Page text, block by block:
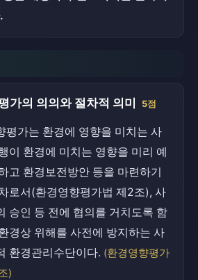
가의 의의와 절차적 의미 5점
평가는 환경에 영향을 미치는 사
이 환경에 미치는 영향을 미리 예
고 환경보전방안 등을 마련하기
로서(환경영향평가법 제2조), 사
승인 등 전에 협의를 거치도록 함
경상 위해를 사전에 방지하는 사
환경관리수단이다. (환경영향평가
)